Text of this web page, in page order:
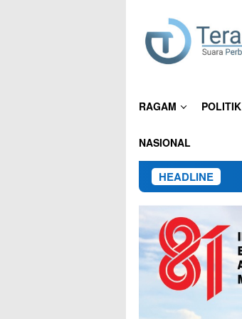
konten
RAGAM POLITIK
NASIONAL
HEADLINE